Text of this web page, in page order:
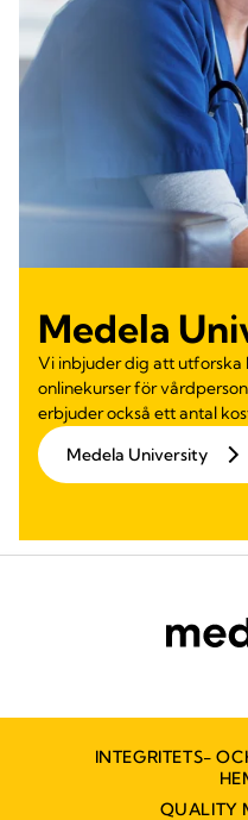
Medela
Vi inbjuder dig att utforska
onlinekurser för
erbjuder också ett antal
Medela University
INTEGRITETS-
QUALITY